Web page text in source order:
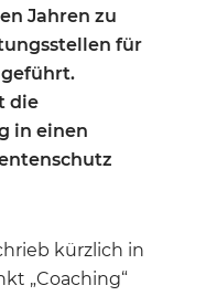
Jahren zu
für
die
in einen
kürzlich in
„Coaching“